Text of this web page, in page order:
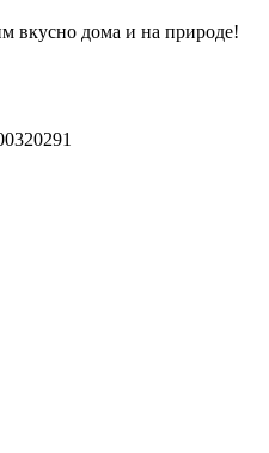
вкусно дома и на природе!